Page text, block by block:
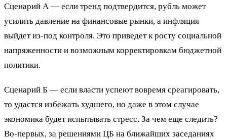
Сценарий А — если тренд подтвердится, рубль может
усилить давление на финансовые рынки, а инфляция
выйдет из-под контроля. Это приведет к росту социальной
напряженности и возможным корректировкам бюджетной
политики.
Сценарий Б — если власти успеют вовремя среагировать,
то удастся избежать худшего, но даже в этом случае
экономика будет испытывать стресс. За чем еще следить?
Во-первых, за решениями ЦБ на ближайших заседаниях